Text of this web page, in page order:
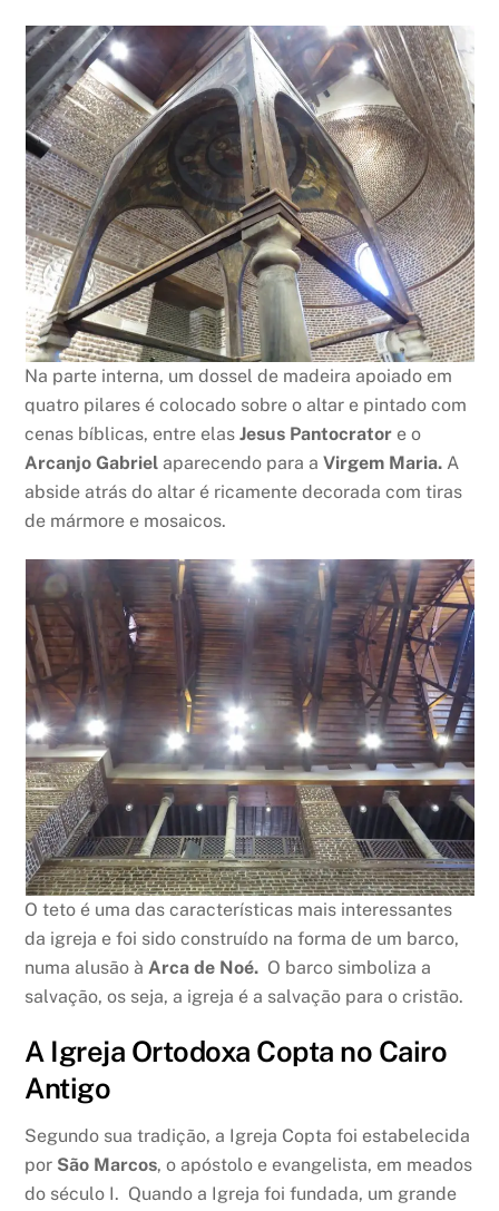
Na parte interna, um dossel de madeira apoiado em
quatro pilares é colocado sobre o altar e pintado com
cenas bíblicas, entre elasJesus Pantocrator e o
Arcanjo Gabriel aparecendo para aVirgem Maria. A
abside atrás do altar é ricamente decorada com tiras
de mármore e mosaicos.
O teto é uma das características mais interessantes
da igreja e foi sido construído na forma de um barco,
numa alusão à Arca de Noé. O barco simboliza a
salvação, os seja, a igreja é a salvação para o cristão.
A Igreja Ortodoxa Copta no Cairo
Antigo
Segundo sua tradição, a Igreja Copta foi estabelecida
por São Marcos, o apóstolo e evangelista, em meados
do século I. Quando a Igreja foi fundada, um grande